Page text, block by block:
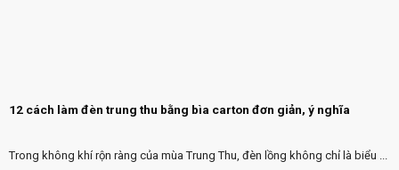
12 cách làm đèn trung thu bằng bìa carton đơn giản, ý nghĩa
Trong không khí rộn ràng của mùa Trung Thu, đèn lồng không chỉ là biểu ...